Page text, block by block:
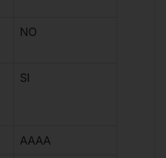
NO
SI
AAAA